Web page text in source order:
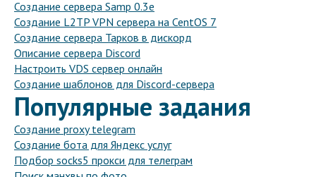
Создание сервера Samp 0.3e
Создание L2TP VPN сервера на CentOS 7
Создание сервера Тарков в дискорд
Описание сервера Discord
Настроить VDS сервер онлайн
Создание шаблонов для Discord-сервера
Популярные задания
Создание proxy telegram
Создание бота для Яндекс услуг
Подбор socks5 прокси для телеграм